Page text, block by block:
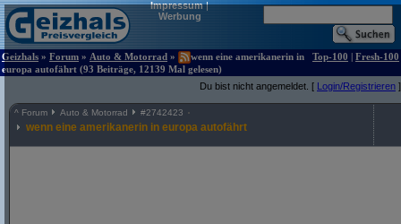
Impressum|
Werbung
Geizhals » Forum » Auto & Motorrad »
wenn eine amerikanerin in
europa autofährt (93 Beiträge, 12139 Mal gelesen)
Top-100 | Fresh-100
Du bist nicht angemeldet. [ Login/Registrieren ]
^ Forum Auto & Motorrad #2742423
wenn eine amerikanerin in europa autofährt